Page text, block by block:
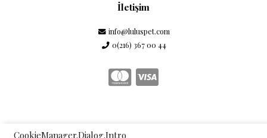
İletişim
info@luluspet.com
0(216) 367 00 44
Telif © 2026 Lulu's Pet. Tüm hakları saklıdır.
CookieManager.Dialog.Intro